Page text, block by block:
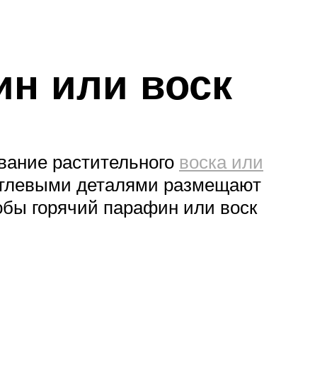
или воск
растительного воска или
деталями размещают
горячий парафин или воск